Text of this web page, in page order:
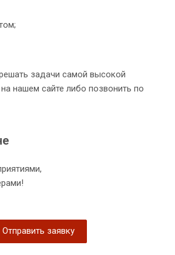
задачи самой высокой
нашем сайте либо позвонить по